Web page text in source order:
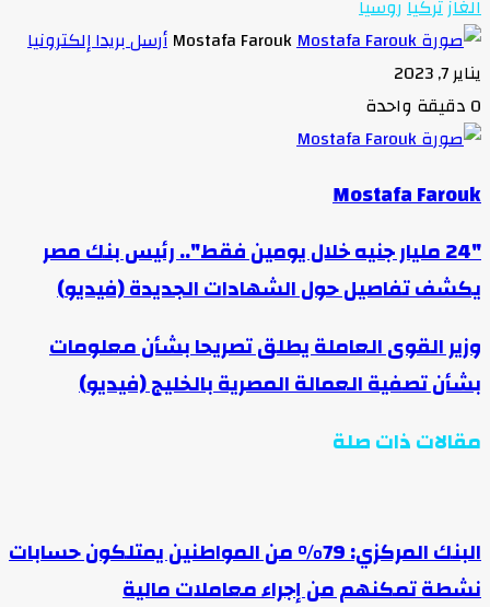
الغازتركيا روسيا
Mostafa Farouk أرسل بريدا إلكترونيا
يناير 7, 2023
0 دقيقة واحدة
Mostafa Farouk
"24 مليار جنيه خلال يومين فقط".. رئيس بنك مصر
يكشف تفاصيل حول الشهادات الجديدة (فيديو)
وزير القوى العاملة يطلق تصريحا بشأن معلومات
بشأن تصفية العمالة المصرية بالخليج (فيديو)
مقالات ذات صلة
البنك المركزي: 79% من المواطنين يمتلكون حسابات
نشطة تمكنهم من إجراء معاملات مالية